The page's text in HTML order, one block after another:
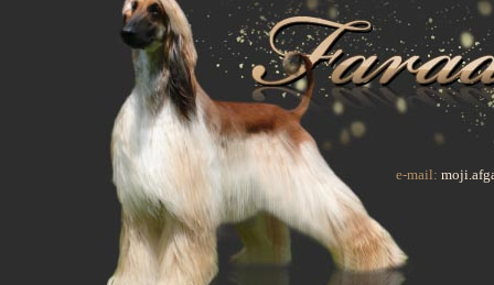
e-mail: